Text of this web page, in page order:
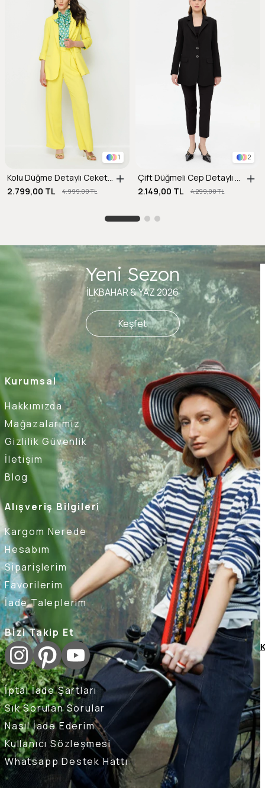
1
Kolu Düğme Detaylı Ceket-SARI
2.799,00 TL
4.999,00 TL
2
Çift Düğmeli Cep Detaylı Krep Ceket-SİYAH
2.149,00 TL
4.299,00 TL
Kurumsal
Hakkımızda
Mağazalarımız
Gizlilik Güvenlik
İletişim
Blog
Alışveriş Bilgileri
Kargom Nerede
Hesabım
Siparişlerim
Favorilerim
İade Taleplerim
Bizi Takip Et
İptal İade Şartları
Sık Sorulan Sorular
Nasıl İade Ederim
Kullanıcı Sözleşmesi
Whatsapp Destek Hattı
Yeni Sezon
İLKBAHAR & YAZ 2026
Keşfet